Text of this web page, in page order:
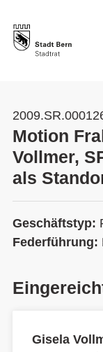
Motion
Vollmer,
als
Geschäftstyp:
Federführung:
Gisela